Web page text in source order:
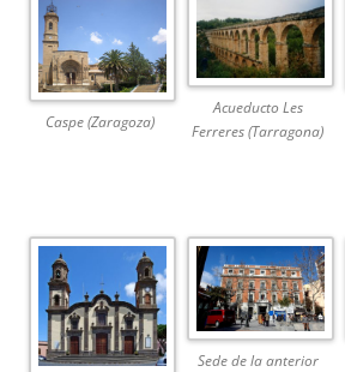
Caspe (Zaragoza)
Acueducto Les
Ferreres (Tarragona)
Sede de la anterior